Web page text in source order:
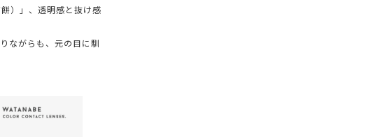
）」、透明感と抜け感
ながらも、元の目に馴